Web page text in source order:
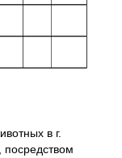
в г.